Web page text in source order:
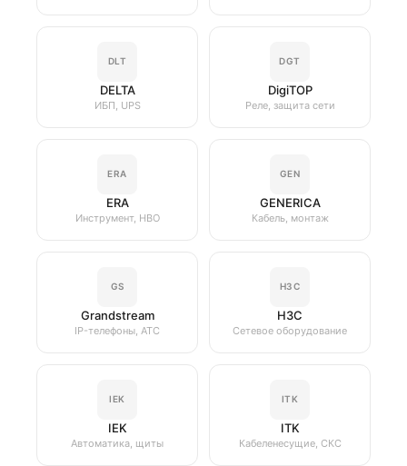
DLT
DELTA
ИБП, UPS
DGT
DigiTOP
Реле, защита сети
ERA
ERA
Инструмент, НВО
GEN
GENERICA
Кабель, монтаж
GS
Grandstream
IP-телефоны, АТС
H3C
H3C
Сетевое оборудование
IEK
IEK
Автоматика, щиты
ITK
ITK
Кабеленесущие, СКС